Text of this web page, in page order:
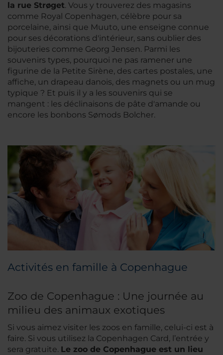
la rue Strøget. Vous y trouverez des magasins
comme Royal Copenhagen, célèbre pour sa
porcelaine, ainsi que Muuto, une enseigne connue
pour ses décorations d'intérieur, sans oublier des
bijouteries comme Georg Jensen. Parmi les
souvenirs types, pourquoi ne pas ramener une
figurine de la Petite Sirène, des cartes postales, une
affiche, un drapeau danois, des magnets ou un mug
typique ? Et puis il y a les souvenirs qui se
mangent : les déclinaisons de pâte d'amande ou
encore les bonbons Sømods Bolcher.
Activités en famille à Copenhague
Zoo de Copenhague : Une journée au
milieu des animaux exotiques
Si vous aimez visiter les zoos en famille, celui-ci est à
faire. Si vous utilisez la Copenhagen Card, l’entrée y
sera gratuite. Le zoo de Copenhague est un lieu